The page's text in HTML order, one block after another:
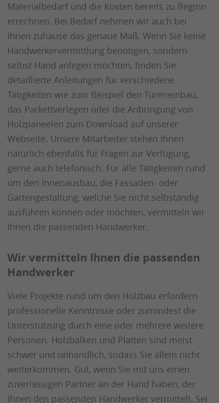
Materialbedarf und die Kosten bereits zu Beginn
errechnen. Bei Bedarf nehmen wir auch bei
Ihnen zuhause das genaue Maß. Wenn Sie keine
Handwerkervermittlung benötigen, sondern
selbst Hand anlegen möchten, finden Sie
detaillierte Anleitungen für verschiedene
Tätigkeiten wie zum Beispiel den Türeneinbau,
das Parkettverlegen oder die Anbringung von
Holzpaneelen zum Download auf unserer
Webseite. Unsere Mitarbeiter stehen Ihnen
natürlich ebenfalls für Fragen zur Verfügung,
gerne auch telefonisch. Für alle Tätigkeiten rund
um den Innenausbau, die Fassaden- oder
Gartengestaltung, welche Sie nicht selbständig
ausführen können oder möchten, vermitteln wir
Ihnen die passenden Handwerker.
Wir vermitteln Ihnen die passenden
Handwerker
Viele Projekte rund um den Holzbau erfordern
professionelle Kenntnisse oder zumindest die
Unterstützung durch eine oder mehrere weitere
Personen. Holzbalken und Platten sind meist
schwer und unhandlich, sodass Sie allein nicht
weiterkommen. Gut, wenn Sie mit uns einen
zuverlässigen Partner an der Hand haben, der
Ihnen den passenden Handwerker vermittelt. Sei